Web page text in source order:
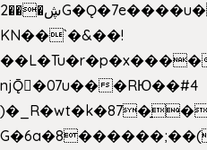
2���ڜG�Ǫ�7e����u�υ��%�U胜
KN��`�&��!
njǬ�07u���RЮ��#4